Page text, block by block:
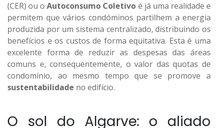
(CER) ou oAutoconsumo Coletivo é já uma realidade e
permitem que vários condóminos partilhem a energia
produzida por um sistema centralizado, distribuindo os
benefícios e os custos de forma equitativa. Esta é uma
excelente forma de reduzir as despesas das áreas
comuns e, consequentemente, o valor das quotas de
condomínio, ao mesmo tempo que se promove a
sustentabilidade no edifício.
O sol do Algarve: o aliado